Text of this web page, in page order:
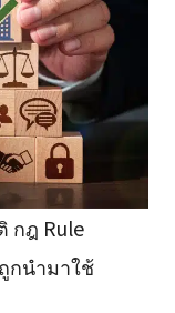
กฎ Rule
กนำมาใช้